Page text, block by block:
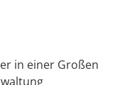
in einer Großen